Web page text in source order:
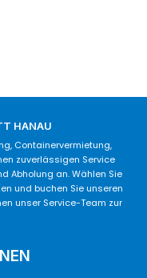
HANAU
Containervermietung,
zuverlässigen Service
Abholung an. Wählen Sie
und buchen Sie unseren
unser Service-Team zur